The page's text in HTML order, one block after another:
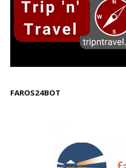
FAROS24BOT